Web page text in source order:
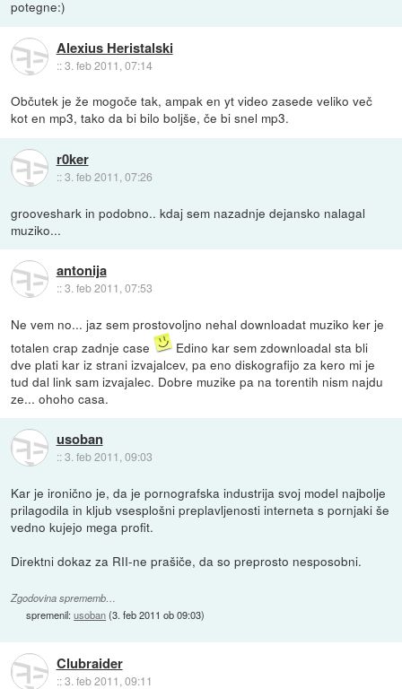
potegne:)
Alexius Heristalski
::3. feb 2011, 07:14
Občutek je že mogoče tak, ampak en yt video zasede veliko več
kot en mp3, tako da bi bilo boljše, če bi snel mp3.
r0ker
::3. feb 2011, 07:26
grooveshark in podobno.. kdaj sem nazadnje dejansko nalagal
muziko...
antonija
::3. feb 2011, 07:53
Ne vem no... jaz sem prostovoljno nehal downloadat muziko ker je
totalen crap zadnje case
Edino kar sem zdownloadal sta bli
dve plati kar iz strani izvajalcev, pa eno diskografijo za kero mi je
tud dal link sam izvajalec. Dobre muzike pa na torentih nism najdu
ze... ohoho casa.
usoban
::3. feb 2011, 09:03
Kar je ironično je, da je pornografska industrija svoj model najbolje
prilagodila in kljub vsesplošni preplavljenosti interneta s pornjaki še
vedno kujejo mega profit.
Direktni dokaz za RII-ne prašiče, da so preprosto nesposobni.
Zgodovina sprememb…
spremenil:usoban(3. feb 2011 ob 09:03)
Clubraider
::3. feb 2011, 09:11